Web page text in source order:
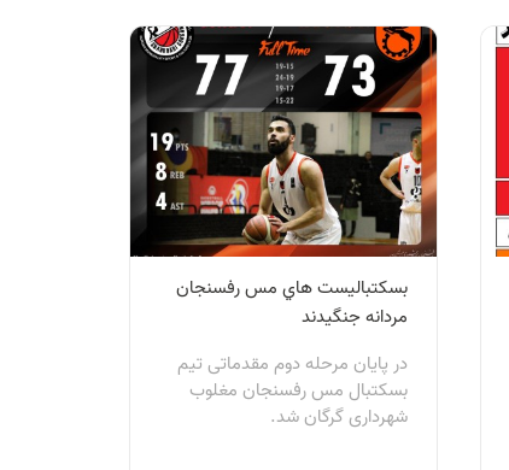
بسكتباليست هاي مس رفسنجان
مردانه جنگيدند
در پايان مرحله دوم مقدماتی تيم
بسكتبال مس رفسنجان مغلوب
شهرداری گرگان شد.